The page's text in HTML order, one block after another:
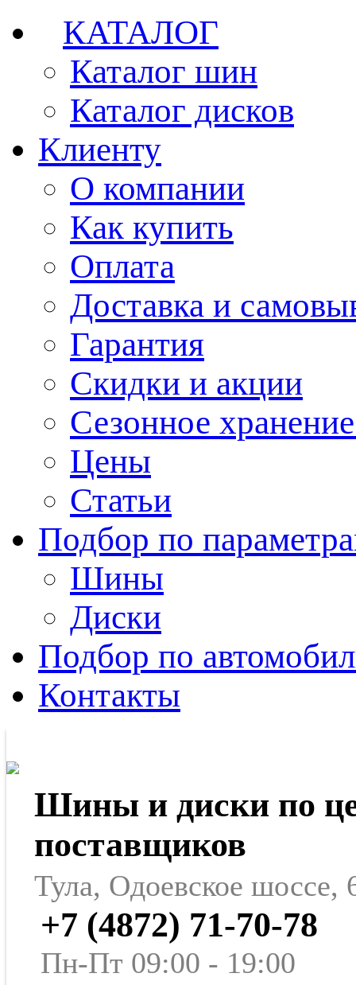
КАТАЛОГ
Каталог шин
Каталог дисков
Клиенту
О компании
Как купить
Оплата
Доставка и
Гарантия
Скидки и акции
Сезонное
Цены
Статьи
Подбор по
Шины
Диски
Подбор по
Контакты
Шины и диски по
поставщиков
Тула, Одоевское шоссе,
+7 (4872) 71-70-78
Пн-Пт 09:00 - 19:00